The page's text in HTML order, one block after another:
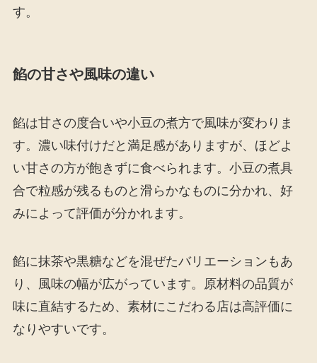
す。
餡の甘さや風味の違い
餡は甘さの度合いや小豆の煮方で風味が変わりま
す。濃い味付けだと満足感がありますが、ほどよ
い甘さの方が飽きずに食べられます。小豆の煮具
合で粒感が残るものと滑らかなものに分かれ、好
みによって評価が分かれます。
餡に抹茶や黒糖などを混ぜたバリエーションもあ
り、風味の幅が広がっています。原材料の品質が
味に直結するため、素材にこだわる店は高評価に
なりやすいです。